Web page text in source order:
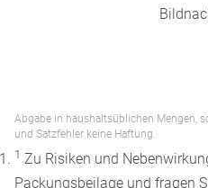
Abgabe in haushaltsüblichen Mengen,
und Satzfehler keine Haftung.
1 Zu Risiken und
Packungsbeilage und fragen